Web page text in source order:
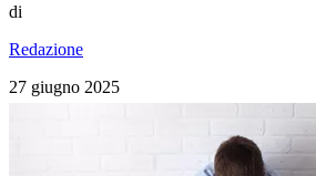
di
Redazione
27 giugno 2025